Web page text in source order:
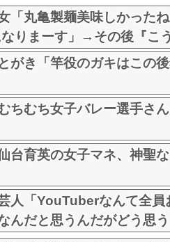
女「丸亀製麺美味しかった
りまーす」→その後『こ
？？？？
がき「竿役のガキはこの
むちむち女子バレー選手さ
台育英の女子マネ、神聖
芸人「YouTuberなんて全
んだと思うんだがどう思